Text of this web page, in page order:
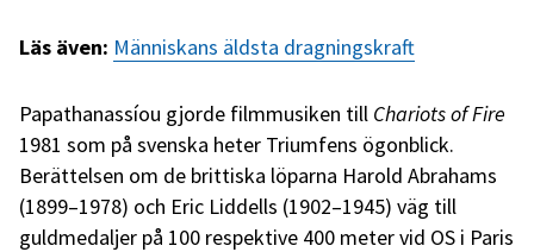
Läs även: Människans äldsta dragningskraft
Papathanassíou gjorde filmmusiken till Chariots of Fire
1981 som på svenska heter Triumfens ögonblick.
Berättelsen om de brittiska löparna Harold Abrahams
(1899–1978) och Eric Liddells (1902–1945) väg till
guldmedaljer på 100 respektive 400 meter vid OS i Paris